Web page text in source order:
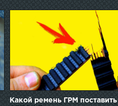
Какой ремень ГРМ поставить